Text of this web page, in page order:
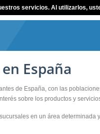
España
de España, con las
sobre los productos y
en un área
servicios. Al utilizarlos,